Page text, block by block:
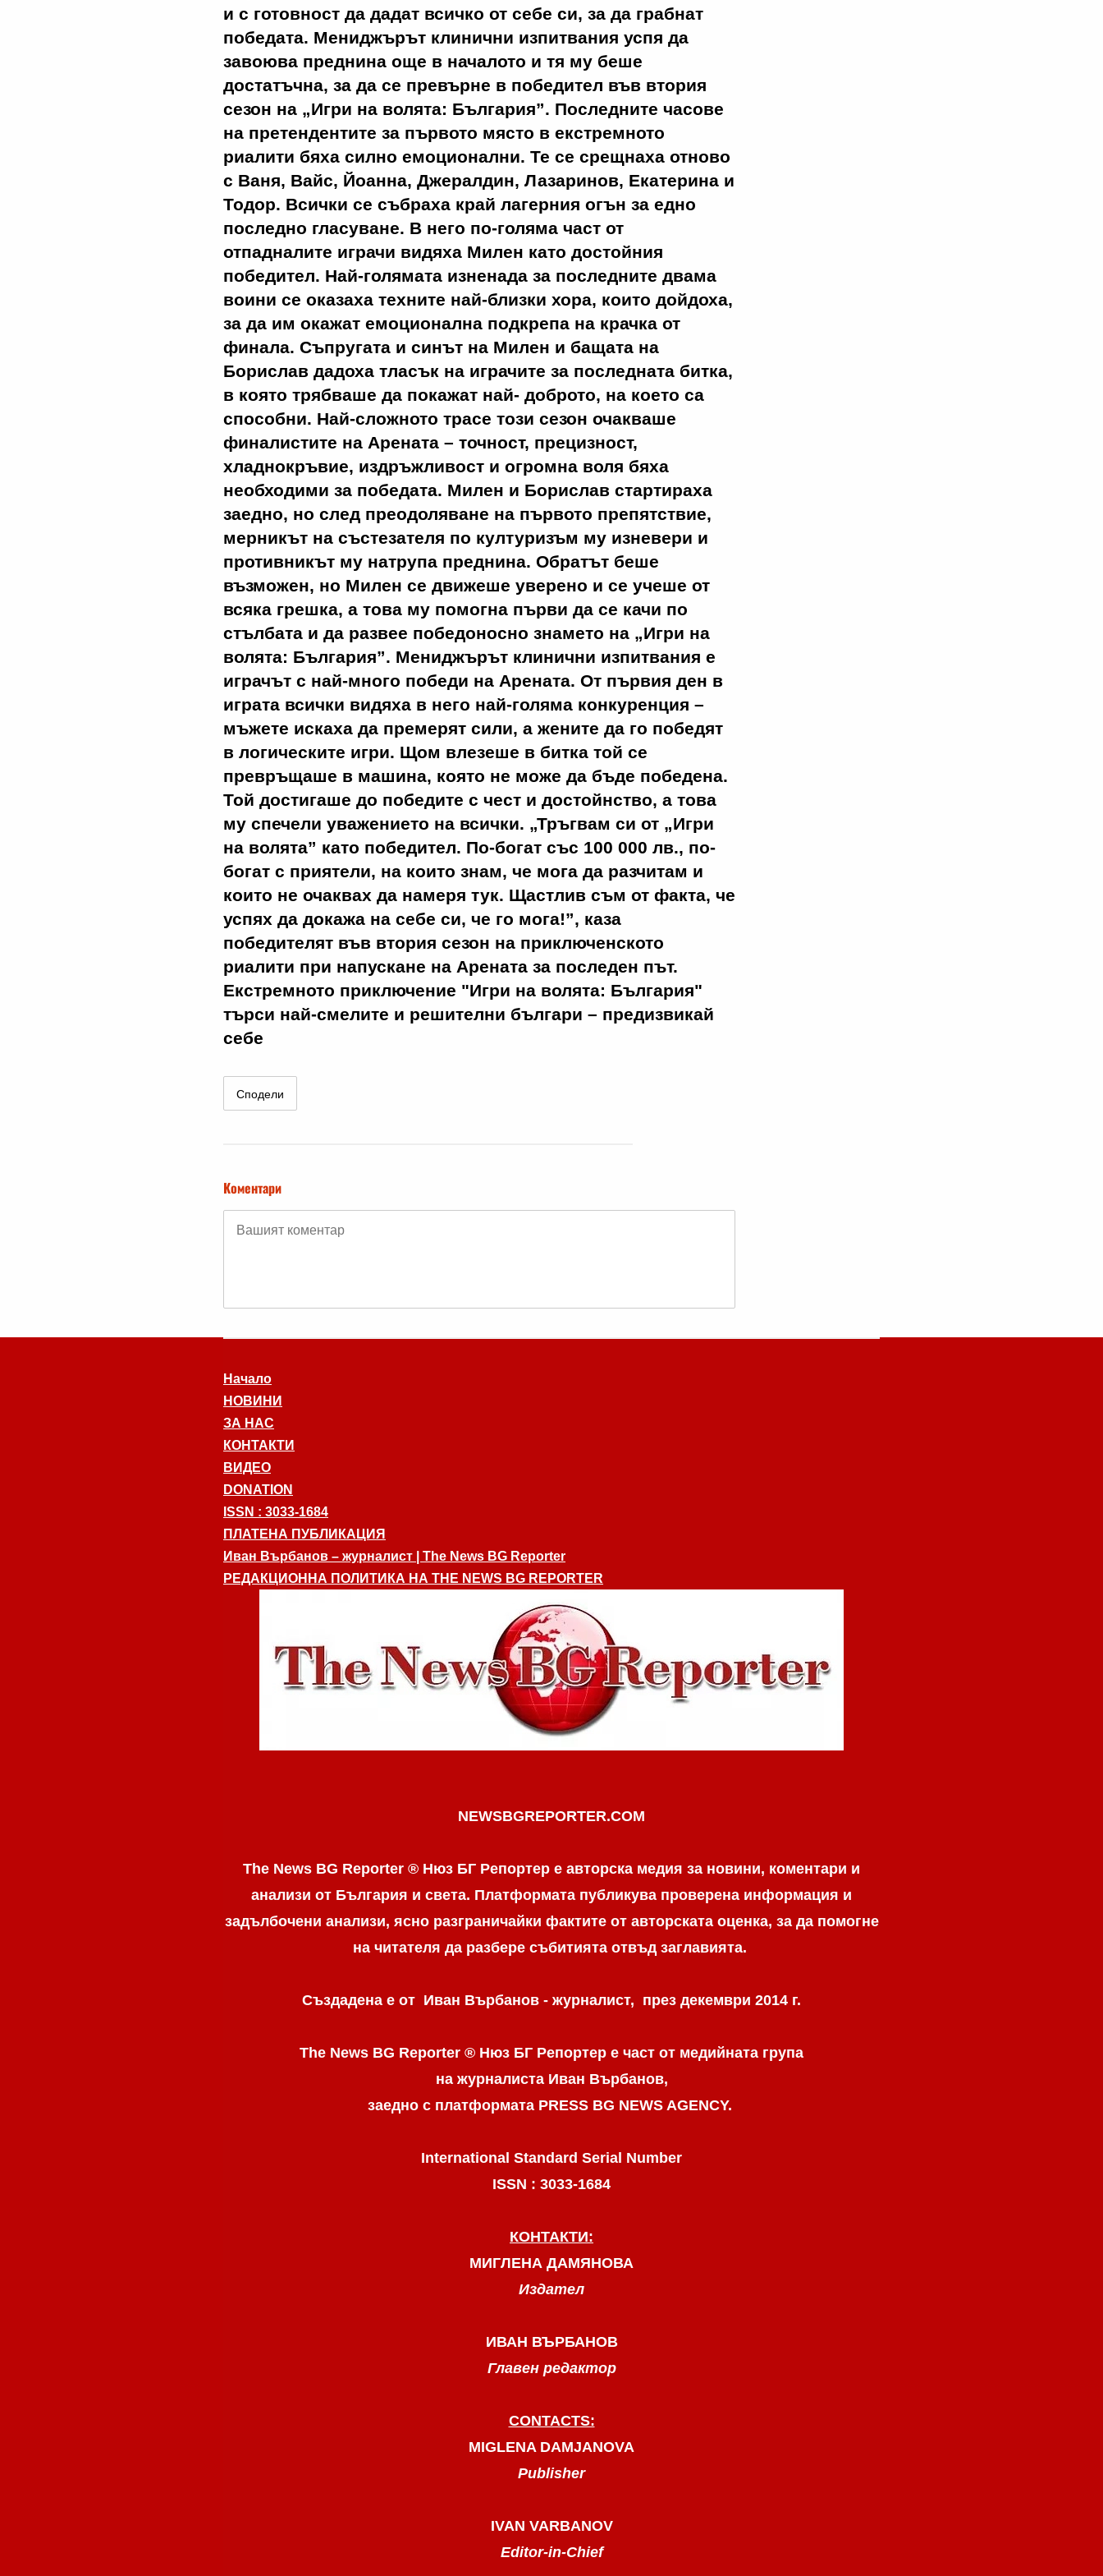
и с готовност да дадат всичко от себе си, за да грабнат
победата. Мениджърът клинични изпитвания успя да
завоюва преднина още в началото и тя му беше
достатъчна, за да се превърне в победител във втория
сезон на „Игри на волята: България”. Последните часове
на претендентите за първото място в екстремното
риалити бяха силно емоционални. Те се срещнаха отново
с Ваня, Вайс, Йоанна, Джералдин, Лазаринов, Екатерина и
Тодор. Всички се събраха край лагерния огън за едно
последно гласуване. В него по-голяма част от
отпадналите играчи видяха Милен като достойния
победител. Най-голямата изненада за последните двама
воини се оказаха техните най-близки хора, които дойдоха,
за да им окажат емоционална подкрепа на крачка от
финала. Съпругата и синът на Милен и бащата на
Борислав дадоха тласък на играчите за последната битка,
в която трябваше да покажат най- доброто, на което са
способни. Най-сложното трасе този сезон очакваше
финалистите на Арената – точност, прецизност,
хладнокръвие, издръжливост и огромна воля бяха
необходими за победата. Милен и Борислав стартираха
заедно, но след преодоляване на първото препятствие,
мерникът на състезателя по културизъм му изневери и
противникът му натрупа преднина. Обратът беше
възможен, но Милен се движеше уверено и се учеше от
всяка грешка, а това му помогна първи да се качи по
стълбата и да развее победоносно знамето на „Игри на
волята: България”. Мениджърът клинични изпитвания е
играчът с най-много победи на Арената. От първия ден в
играта всички видяха в него най-голяма конкуренция –
мъжете искаха да премерят сили, а жените да го победят
в логическите игри. Щом влезеше в битка той се
превръщаше в машина, която не може да бъде победена.
Той достигаше до победите с чест и достойнство, а това
му спечели уважението на всички. „Тръгвам си от „Игри
на волята” като победител. По-богат със 100 000 лв., по-
богат с приятели, на които знам, че мога да разчитам и
които не очаквах да намеря тук. Щастлив съм от факта, че
успях да докажа на себе си, че го мога!”, каза
победителят във втория сезон на приключенското
риалити при напускане на Арената за последен път.
Екстремното приключение "Игри на волята: България"
търси най-смелите и решителни българи – предизвикай
себе
Сподели
Коментари
Начало
НОВИНИ
ЗА НАС
КОНТАКТИ
ВИДЕО
DONATION
ISSN : 3033-1684
ПЛАТЕНА ПУБЛИКАЦИЯ
Иван Върбанов – журналист | The News BG Reporter
РЕДАКЦИОННА ПОЛИТИКА НА THE NEWS BG REPORTER
NEWSBGREPORTER.COM
The News BG Reporter ® Нюз БГ Репортер е авторска медия за новини, коментари и
анализи от България и света. Платформата публикува проверена информация и
задълбочени анализи, ясно разграничaйки фактите от авторската оценка, за да помогне
на читателя да разбере събитията отвъд заглавията.
Създадена е от Иван Върбанов - журналист, през декември 2014 г.
The News BG Reporter ® Нюз БГ Репортер е част от медийната група
на журналиста Иван Върбанов,
заедно с платформата PRESS BG NEWS AGENCY.
International Standard Serial Number
ISSN : 3033-1684
КОНТАКТИ:
МИГЛЕНА ДАМЯНОВА
Издател
ИВАН ВЪРБАНОВ
Главен редактор
CONTACTS:
MIGLENA DAMJANOVA
Publisher
IVAN VARBANOV
Editor-in-Chief